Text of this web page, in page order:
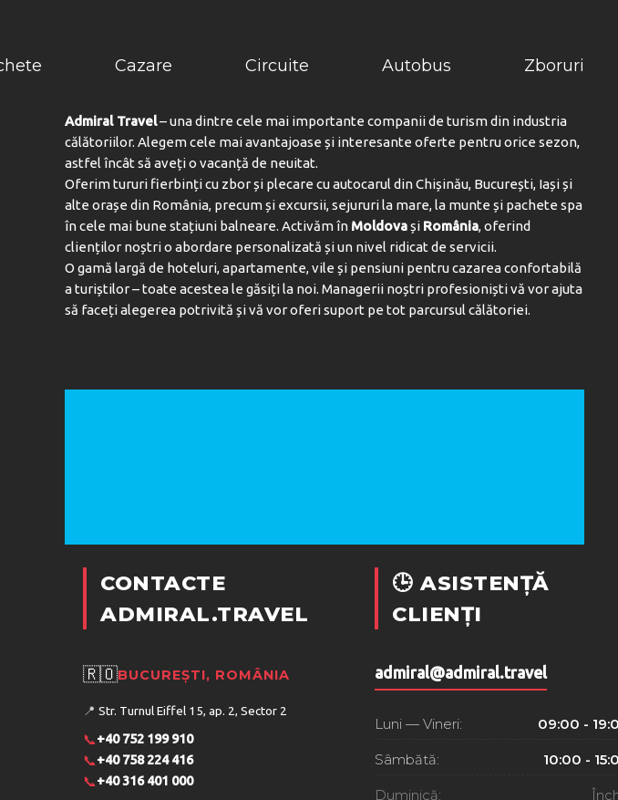
Cazare Circuite Autobus Zboruri
Admiral Travel– una dintre cele mai importante companii de turism din industria
călătoriilor. Alegem cele mai avantajoase și interesante oferte pentru orice sezon,
astfel încât să aveți o vacanță de neuitat.
Oferim tururi fierbinți cu zbor și plecare cu autocarul din Chișinău, București, Iași și
alte orașe din România, precum și excursii, sejururi la mare, la munte și pachete spa
în cele mai bune stațiuni balneare. Activăm în Moldovași România, oferind
clienților noștri o abordare personalizată și un nivel ridicat de servicii.
O gamă largă de hoteluri, apartamente, vile și pensiuni pentru cazarea confortabilă
a turiștilor – toate acestea le găsiți la noi. Managerii noștri profesioniști vă vor ajuta
să faceți alegerea potrivită și vă vor oferi suport pe tot parcursul călătoriei.
CONTACTE
ADMIRAL.TRAVEL
🇷🇴BUCUREȘTI, ROMÂNIA
📍 Str. Turnul Eiffel 15, ap. 2, Sector 2
📞+40 752 199 910
📞+40 758 224 416
📞+40 316 401 000
🕒 ASISTENȚĂ
CLIENȚI
admiral@admiral.travel
Luni — Vineri: 09:00 -
Sâmbătă: 10:00 -
Duminică: